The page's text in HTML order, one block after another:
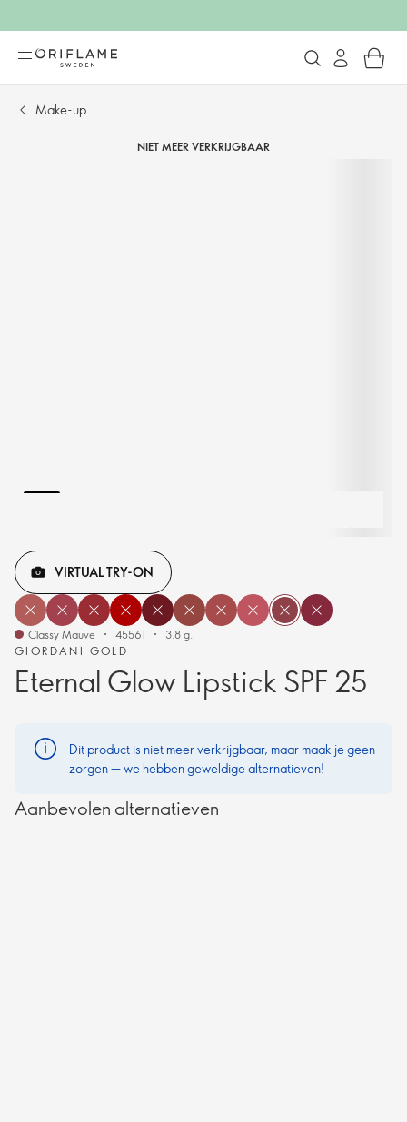
Make-up
NIET MEER VERKRIJGBAAR
GIORDANI GOLD
Eternal Glow Lipstick SPF 25
VIRTUAL TRY-ON
Classy Mauve 45561 3.8 g.
Dit product is niet meer verkrijgbaar, maar maak je geen
zorgen — we hebben geweldige alternatieven!
Aanbevolen alternatieven